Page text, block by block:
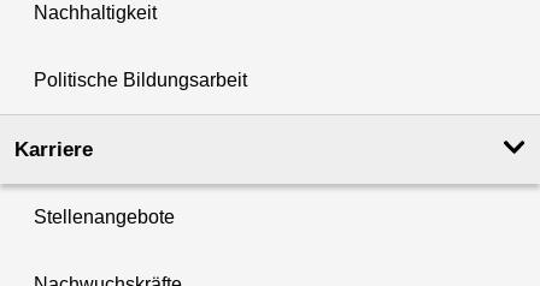
Nachhaltigkeit
Politische Bildungsarbeit
Karriere
Stellenangebote